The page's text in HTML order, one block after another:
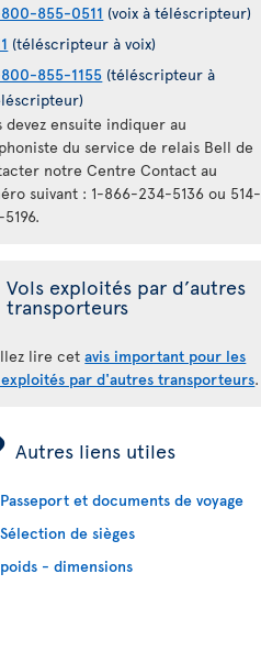
855-0511 (voix à téléscripteur)
(téléscripteur à voix)
855-1155 (téléscripteur à
devez ensuite indiquer au
du service de relais Bell de
notre Centre Contact au
suivant : 1-866-234-5136 ou 514-
Vols exploités par d’autres
transporteurs
lire cetavis important pour les
par d'autres transporteurs.
Autres liens utiles
Passeport et documents de voyage
Sélection de sièges
poids - dimensions